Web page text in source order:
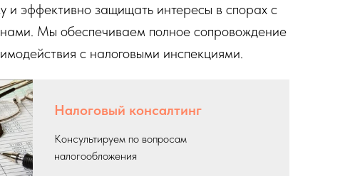
и эффективно защищать интересы в спорах с
Мы обеспечиваем полное сопровождение
с налоговыми инспекциями.
Налоговый консалтинг
Консультируем по вопросам
налогообложения